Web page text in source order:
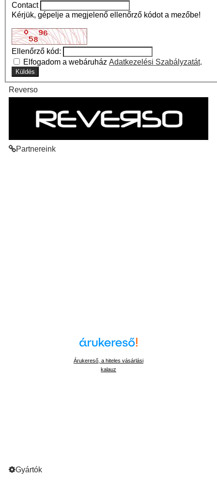
Contact
Kérjük, gépelje a megjelenő ellenőrző kódot a mezőbe!
Ellenőrző kód:
Elfogadom a webáruház Adatkezelési Szabályzatát.
Reverso
Partnereink
Árukereső, a hiteles vásárlási
kalauz
Gyártók